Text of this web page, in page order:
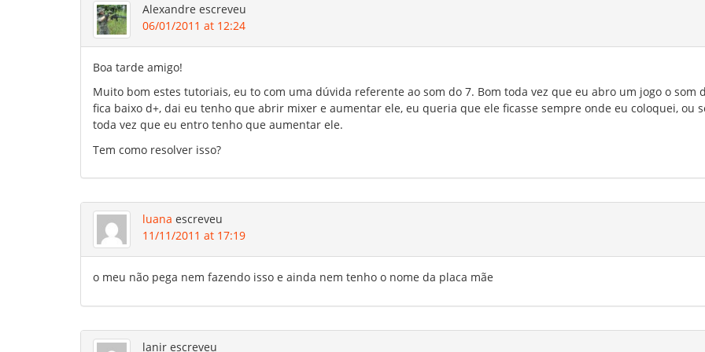
Alexandre escreveu
06/01/2011 at 12:24
Boa tarde amigo!
Muito bom estes tutoriais, eu to com uma dúvida referente ao som do 7. Bom toda vez que eu abro um jogo o som
fica baixo d+, dai eu tenho que abrir mixer e aumentar ele, eu queria que ele ficasse sempre onde eu coloquei, ou
toda vez que eu entro tenho que aumentar ele.
Tem como resolver isso?
luana escreveu
11/11/2011 at 17:19
o meu não pega nem fazendo isso e ainda nem tenho o nome da placa mãe
lanir escreveu